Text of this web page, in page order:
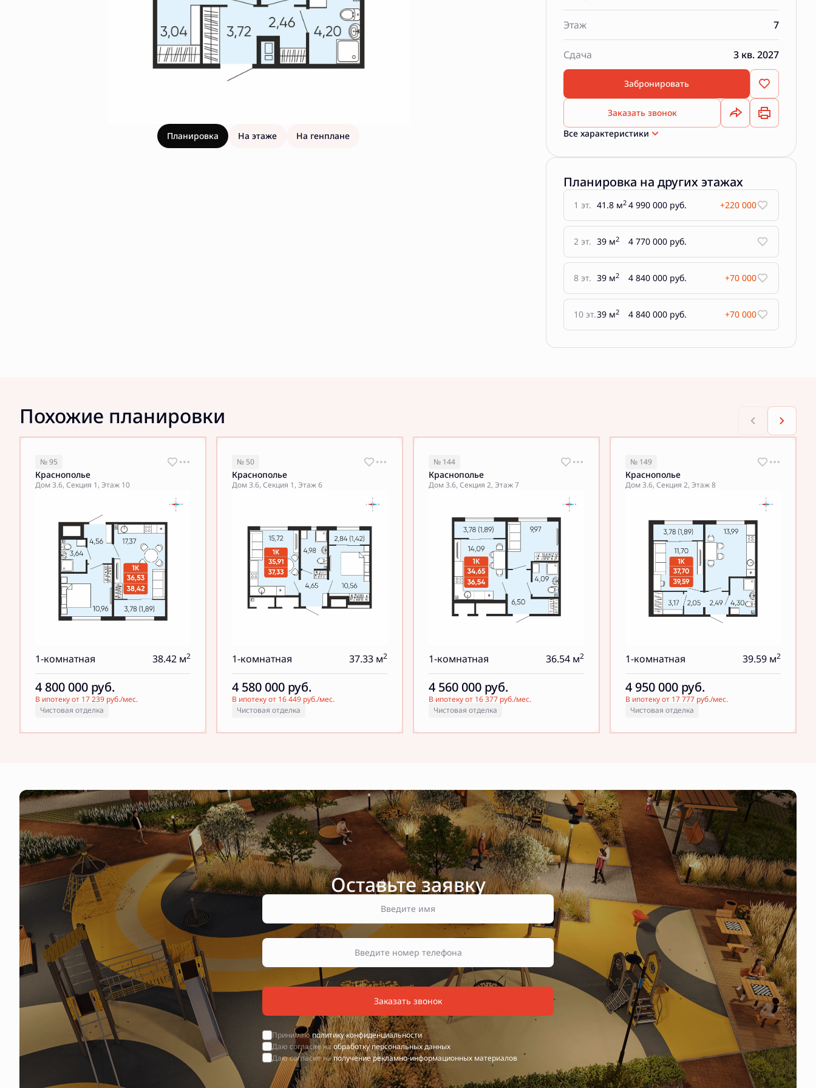
Планировка На этаже На генплане
Этаж 7
Сдача 3 кв. 2027
Забронировать
Заказать звонок
Все характеристики
Планировка на других этажах
1 эт. 41.8 м2 4 990 000 руб. +220 000
2 эт. 39 м2 4 770 000 руб.
8 эт. 39 м2 4 840 000 руб. +70 000
10 эт.39 м2 4 840 000 руб. +70 000
Похожие планировки
№ 95
Краснополье
Дом 3.6, Секция 1, Этаж 10
1-комнатная 38.42 м2
4 800 000 руб.
В ипотеку от 17 239 руб./мес.
Чистовая отделка
№ 50
Краснополье
Дом 3.6, Секция 1, Этаж 6
1-комнатная 37.33 м2
4 580 000 руб.
В ипотеку от 16 449 руб./мес.
Чистовая отделка
№ 144
Краснополье
Дом 3.6, Секция 2, Этаж 7
1-комнатная 36.54 м2
4 560 000 руб.
В ипотеку от 16 377 руб./мес.
Чистовая отделка
№ 149
Краснополье
Дом 3.6, Секция 2, Этаж 8
1-комнатная 39.59 м2
4 950 000 руб.
В ипотеку от 17 777 руб./мес.
Чистовая отделка
Оставьте заявку
Заказать звонок
Принимаю политику конфиденциальности
Даю согласие наобработку персональных данных
Даю согласие наполучение рекламно-информационных материалов